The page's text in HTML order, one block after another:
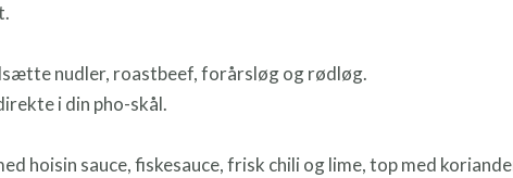
nudler, roastbeef, forårsløg og rødløg.
i din pho-skål.
hoisin sauce, fiskesauce, frisk chili og lime, top med